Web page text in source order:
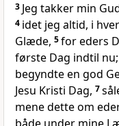
3 Jeg takker min
4 idet jeg altid, i
Glæde, 5for eders
første Dag indtil nu;
begyndte en god
Jesu Kristi Dag, 7
mene dette om